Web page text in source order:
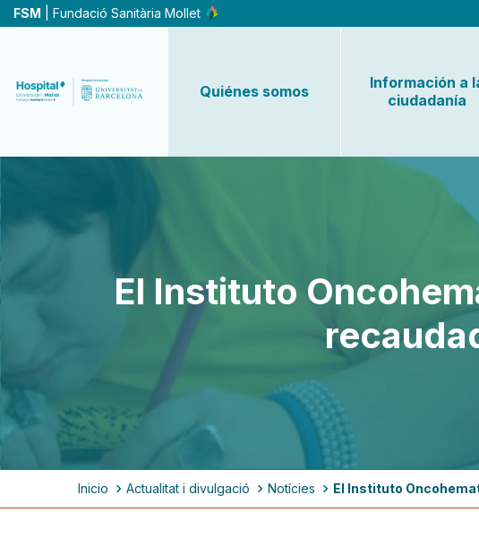
Pasar
al
FSM | Fundació Sanitària Mollet
Quiénes somos
Información a
ciudadanía
El Instituto
de
Inicio Actualitat i divulgació Notícies El Instituto